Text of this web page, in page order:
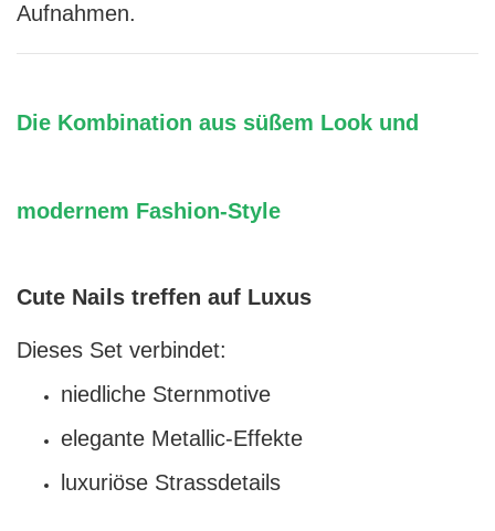
Aufnahmen.
Die Kombination aus süßem Look und
modernem Fashion-Style
Cute Nails treffen auf Luxus
Dieses Set verbindet:
niedliche Sternmotive
elegante Metallic-Effekte
luxuriöse Strassdetails